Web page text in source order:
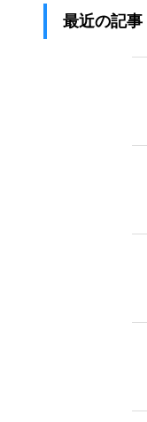
最近の記事